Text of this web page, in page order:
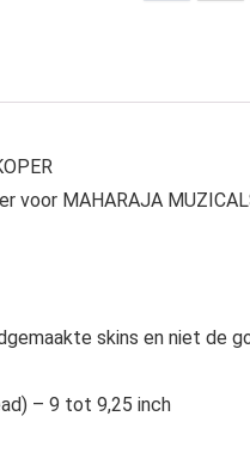
voor MAHARAJA
skins en niet de
– 9 tot 9,25 inch